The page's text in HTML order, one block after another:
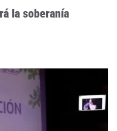
la soberanía